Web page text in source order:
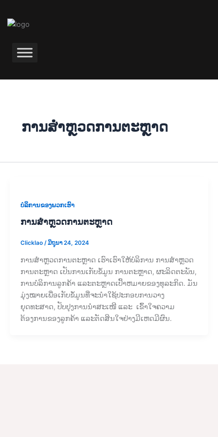
ການສຳຫຼວດການຕະຫຼາດ
ບໍລິການຂອງພວກເຮົາ
ການສຳຫຼວດການຕະຫຼາດ
Clicklao /ມິຖຸນາ 24, 2024
ການສຳຫຼວດການຕະຫຼາດ ເຮົາເຮົາໃຫ້ບໍລິການ ການສຳຫຼວດ
ການຕະຫຼາດ ເປັນການເກັບຂໍ້ມູນ ການຕະຫຼາດ, ຜະລິດຕະພັນ,
ການບໍລິການລູກຄ້າ ແລະຕະຫຼາດເປົ້າຫມາຍຂອງທຸລະກິດ. ມັນ
ມຸ່ງໝາຍເພື່ອເກັບຂໍ້ມູນທີ່ຈະນຳໃຊ້ປະກອບການວາງ
ຍຸດທະສາດ, ປັບປຸງການນຳສະເໜີ ແລະ ເຂົ້າໃຈຄວາມ
ຕ້ອງການຂອງລູກຄ້າ ແລະຕັດສິນໃຈຢ່າງມີເຫດມີຜົນ.